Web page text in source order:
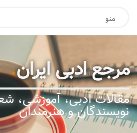
منو
مرجع ادبی ایران.
مقالات ادبی، آموزشی،
نویسندگان و هنرمندان